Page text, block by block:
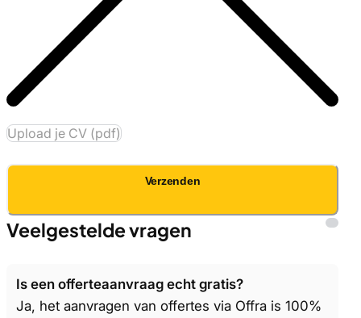
Upload je CV (pdf)
Verzenden
Veelgestelde vragen
Is een offerteaanvraag echt gratis?
Ja, het aanvragen van offertes via Offra is 100%